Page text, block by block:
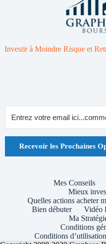
Investir à Moindre Risque et
Recevoir les Prochaines
Mes Conseils
Mieux
Quelles actions acheter
Bien débuter
Vidéo
Ma
Conditions
Conditions d’utilisation